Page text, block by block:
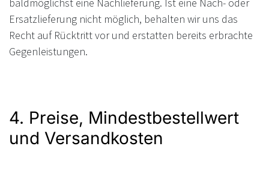
baldmöglichst eine Nachlieferung. Ist eine Nach- oder
Ersatzlieferung nicht möglich, behalten wir uns das
Recht auf Rücktritt vor und erstatten bereits erbrachte
Gegenleistungen.
4. Preise, Mindestbestellwert
und Versandkosten